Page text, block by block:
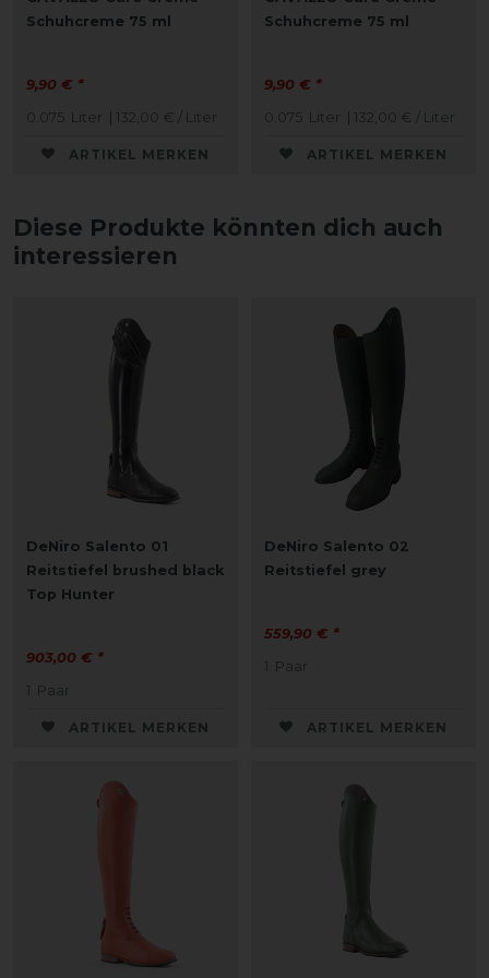
Schuhcreme 75 ml
9,90 € *
0.075 Liter | 132,00 € / Liter
ARTIKEL MERKEN
Schuhcreme 75 ml
9,90 € *
0.075 Liter | 132,00 € / Liter
ARTIKEL MERKEN
Diese Produkte könnten dich auch
interessieren
DeNiro Salento 01
Reitstiefel brushed black
Top Hunter
903,00 € *
1 Paar
ARTIKEL MERKEN
DeNiro Salento 02
Reitstiefel grey
559,90 € *
1 Paar
ARTIKEL MERKEN